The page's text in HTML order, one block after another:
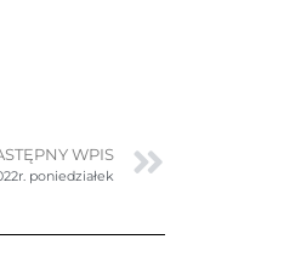
WPIS
poniedziałek